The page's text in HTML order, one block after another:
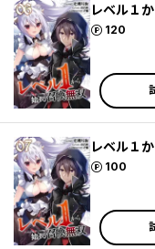
レベル１
120
ポイント
レベル１
100
ポイント